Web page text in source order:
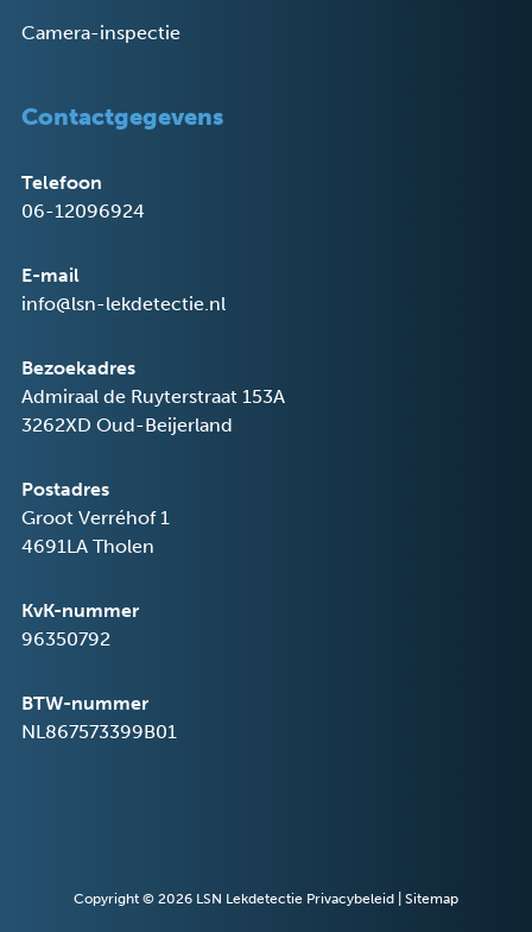
Camera-inspectie
Contactgegevens
Telefoon
06-12096924
E-mail
info@lsn-lekdetectie.nl
Bezoekadres
Admiraal de Ruyterstraat 153A
3262XD Oud-Beijerland
Postadres
Groot Verréhof 1
4691LA Tholen
KvK-nummer
96350792
BTW-nummer
NL867573399B01
Copyright © 2026 LSN Lekdetectie Privacybeleid Sitemap